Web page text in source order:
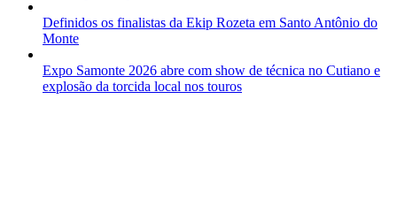
Definidos os finalistas da Ekip Rozeta em Santo Antônio do
Monte
Expo Samonte 2026 abre com show de técnica no Cutiano e
explosão da torcida local nos touros